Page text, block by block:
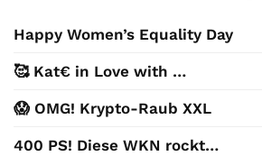
Happy Women’s Equality Day
🥰 Kat€ in Love with …
😱 OMG! Krypto-Raub XXL
400 PS! Diese WKN rockt…